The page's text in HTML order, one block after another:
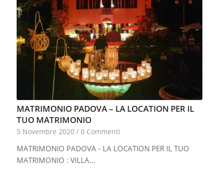
MATRIMONIO PADOVA – LA LOCATION PER IL
TUO MATRIMONIO
5 Novembre 2020 / 0 Commenti
MATRIMONIO PADOVA - LA LOCATION PER IL TUO
MATRIMONIO : VILLA…